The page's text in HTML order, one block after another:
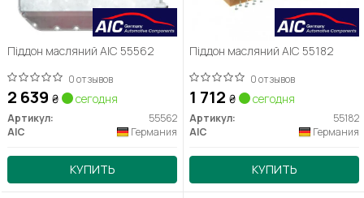
Піддон масляний AIC 55562
0 отзывов
2 639 ₴ сегодня
Артикул:
55562
AIC
Германия
КУПИТЬ
Піддон масляний AIC 55182
0 отзывов
1 712 ₴ сегодня
Артикул:
55182
AIC
Германия
КУПИТЬ